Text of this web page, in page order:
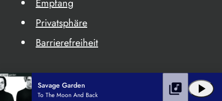
Empfang
Privatsphäre
Barrierefreiheit
Savage Garden
To The Moon And Back play_arrow
library_music